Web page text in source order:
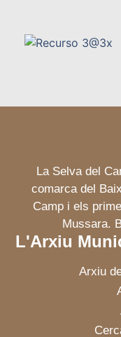
La Selva del
comarca del
Camp i els
Mussara.
L'Arxiu
Arxiu